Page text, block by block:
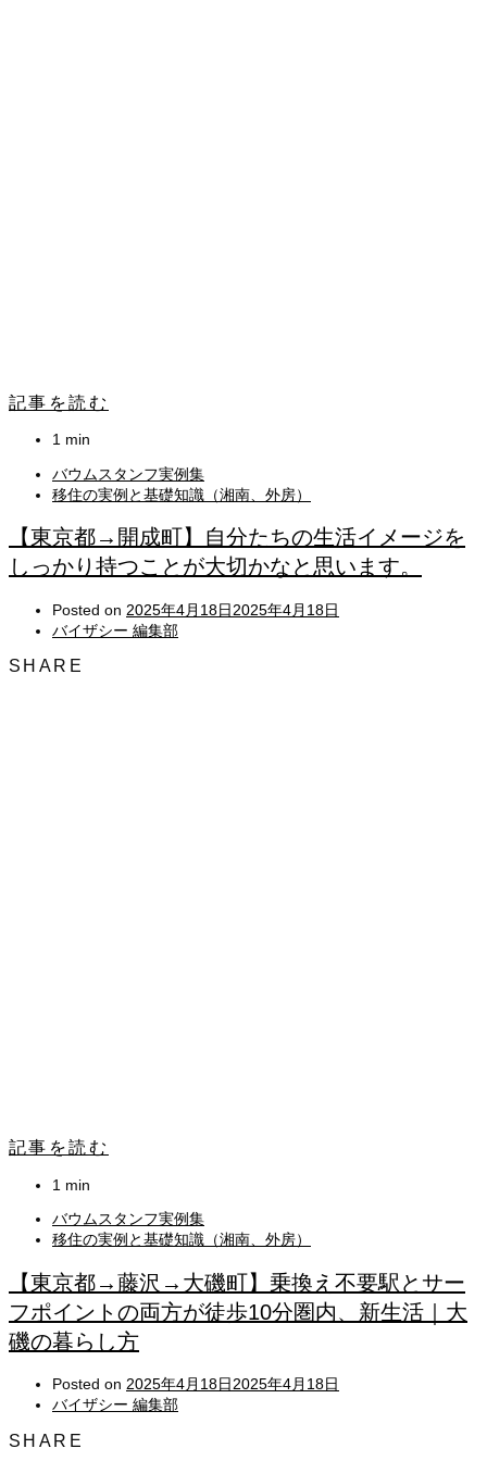
記事を読む
1 min
バウムスタンフ実例集
移住の実例と基礎知識（湘南、外房）
【東京都→開成町】自分たちの生活イメージを
しっかり持つことが大切かなと思います。
Posted on 2025年4月18日2025年4月18日
バイザシー 編集部
SHARE
記事を読む
1 min
バウムスタンフ実例集
移住の実例と基礎知識（湘南、外房）
【東京都→藤沢→大磯町】乗換え不要駅とサー
フポイントの両方が徒歩10分圏内、新生活｜大
磯の暮らし方
Posted on 2025年4月18日2025年4月18日
バイザシー 編集部
SHARE